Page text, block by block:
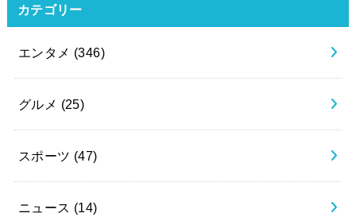
カテゴリー
エンタメ (346)
グルメ (25)
スポーツ (47)
ニュース (14)